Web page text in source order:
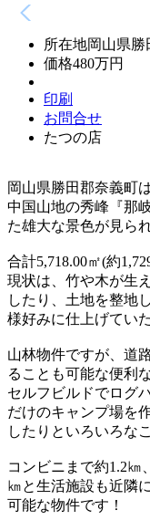
所在地岡山県
価格480万円
印刷
お問合せ
たつの店
岡山県勝田郡奈義町
中国山地の秀峰『那
た雄大な景色が見ら
合計5,718.00㎡(約
現状は、竹や木が生
したり、土地を整地
様好みに仕上げてい
山林物件ですが、道
ることも可能な便利
セルフビルドでログ
だけのキャンプ場を
したりといろいろな
コンビニまで約1.2㎞
㎞と生活施設も近隣
可能な物件です！